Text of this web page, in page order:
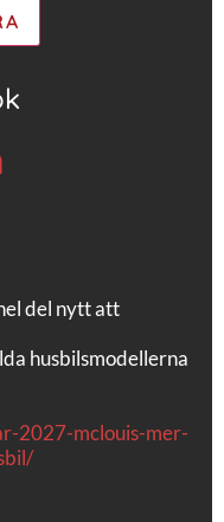
del nytt att
husbilsmodellerna
2027-mclouis-mer-